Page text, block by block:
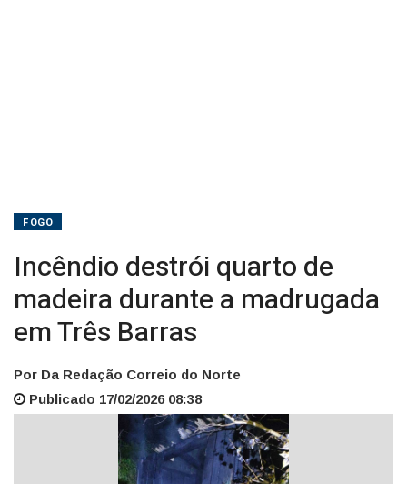
FOGO
Incêndio destrói quarto de
madeira durante a madrugada
em Três Barras
Por Da Redação Correio do Norte
Publicado 17/02/2026 08:38